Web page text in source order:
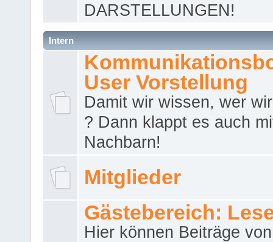
DARSTELLUNGEN!
Intern
User Vorstellung
Damit wir wissen, wer
? Dann klappt es auch
Nachbarn!
Mitglieder
Gästebereich:
Hier können Beiträge